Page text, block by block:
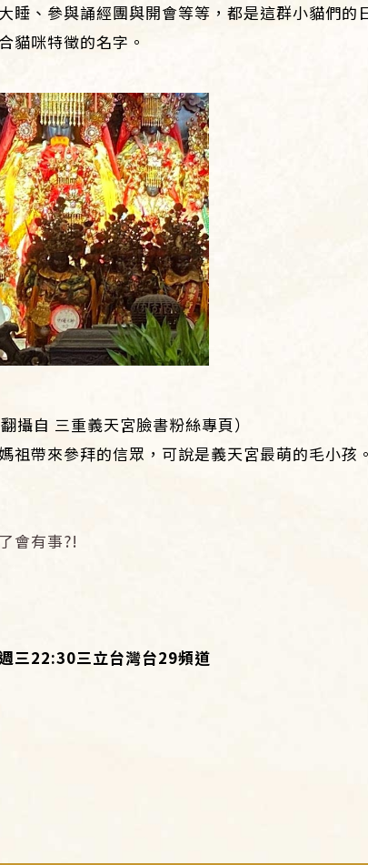
、參與誦經團與開會等等，都是這群小貓們的
貓咪特徵的名字。
攝自 三重義天宮臉書粉絲專頁）
帶來參拜的信眾，可說是義天宮最萌的毛小孩
會有事?!
三22:30三立台灣台29頻道